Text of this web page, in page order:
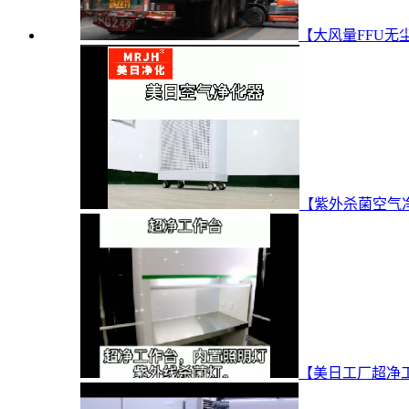
【大风量FFU无
【紫外杀菌空气
【美日工厂超净